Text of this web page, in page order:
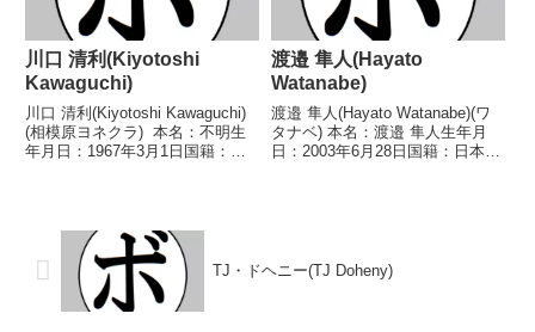
川口 清利(Kiyotoshi
Kawaguchi)
川口 清利(Kiyotoshi Kawaguchi)
(相模原ヨネクラ) 本名：不明生
年月日：1967年3月1日国籍：日
裕一(輪...
渡邉 隼人(Hayato
Watanabe)
渡邉 隼人(Hayato Watanabe)(ワ
タナベ) 本名：渡邉 隼人生年月
日：2003年6月28日国籍：日本戦
TJ・ドヘニー(TJ Doheny)